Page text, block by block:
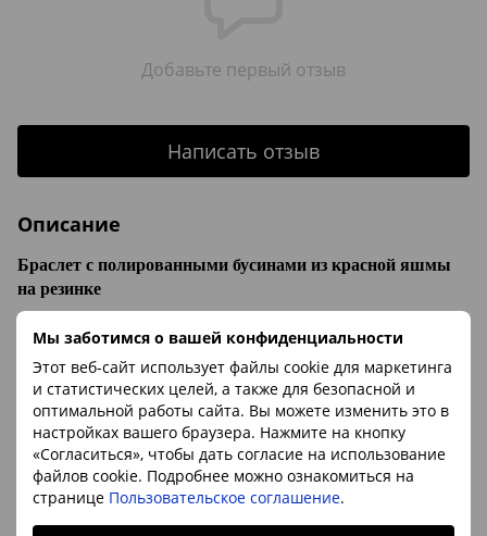
Мы заботимся о вашей конфиденциальности
Этот веб-сайт использует файлы cookie для маркетинга
и статистических целей, а также для безопасной и
оптимальной работы сайта. Вы можете изменить это в
настройках вашего браузера. Нажмите на кнопку
«Согласиться», чтобы дать согласие на использование
файлов cookie. Подробнее можно ознакомиться на
странице Пользовательское соглашение.
Добавьте первый отзыв
Написать отзыв
Описание
Браслет с полированными бусинами из красной яшмы
на резинке
Браслет выполнен из натуральной красной яшмы и собран
из гладко отполированных бусин неправильной, округло-
овальной формы, что придаёт украшению природный и
«живой» характер. Основной цвет камня — насыщенный
кирпично-красный и терракотовый, с мягкими переходами
в тёплые коралловые и охристые оттенки. На поверхности
хорошо заметны природные тёмные прожилки, тонкие
линии и включения коричневого, бордового и местами
серо-чёрного цвета, образующие уникальный